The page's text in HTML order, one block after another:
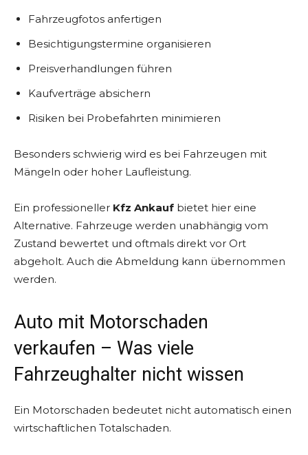
Fahrzeugfotos anfertigen
Besichtigungstermine organisieren
Preisverhandlungen führen
Kaufverträge absichern
Risiken bei Probefahrten minimieren
Besonders schwierig wird es bei Fahrzeugen mit
Mängeln oder hoher Laufleistung.
Ein professioneller Kfz Ankauf bietet hier eine
Alternative. Fahrzeuge werden unabhängig vom
Zustand bewertet und oftmals direkt vor Ort
abgeholt. Auch die Abmeldung kann übernommen
werden.
Auto mit Motorschaden
verkaufen – Was viele
Fahrzeughalter nicht wissen
Ein Motorschaden bedeutet nicht automatisch einen
wirtschaftlichen Totalschaden.